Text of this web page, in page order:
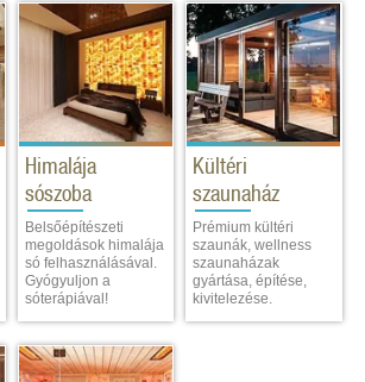
Himalája
sószoba
Belsőépítészeti
megoldások himalája
só felhasználásával.
Gyógyuljon a
sóterápiával!
Kültéri
szaunaház
Prémium kültéri
szaunák, wellness
szaunaházak
gyártása, építése,
kivitelezése.